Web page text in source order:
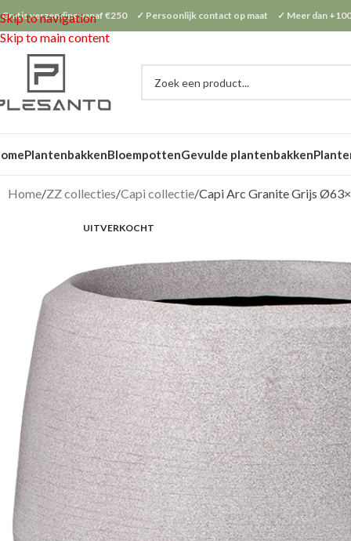
Skip to navigation
Skip to main content
verzending vanaf €250 ✓ Persoonlijk contact op maat ✓ Meer dan
PlantenbakkenBloempottenGevulde plantenbakken
Home ZZ collecties Capi collectie Capi Arc Granite Grijs
UITVERKOCHT